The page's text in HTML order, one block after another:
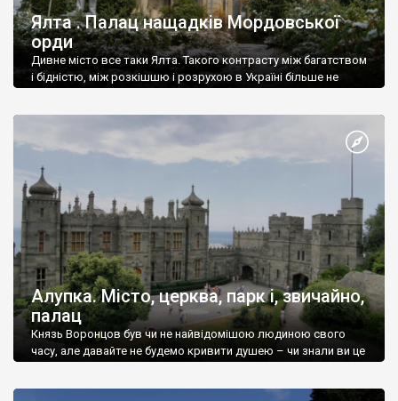
Ялта . Палац нащадків Мордовської
орди
Дивне місто все таки Ялта. Такого контрасту між багатством
і бідністю, між розкішшю і розрухою в Україні більше не
Алупка. Місто, церква, парк і, звичайно,
палац
Князь Воронцов був чи не найвідомішою людиною свого
часу, але давайте не будемо кривити душею – чи знали ви це